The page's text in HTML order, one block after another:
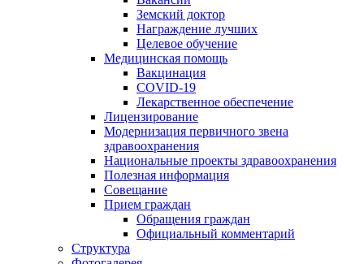
Земский доктор
Награждение лучших
Целевое обучение
Медицинская помощь
Вакцинация
COVID-19
Лекарственное обеспечение
Лицензирование
Модернизация первичного звена
здравоохранения
Национальные проекты здравоохранения
Полезная информация
Совещание
Прием граждан
Обращения граждан
Официальный комментарий
Структура